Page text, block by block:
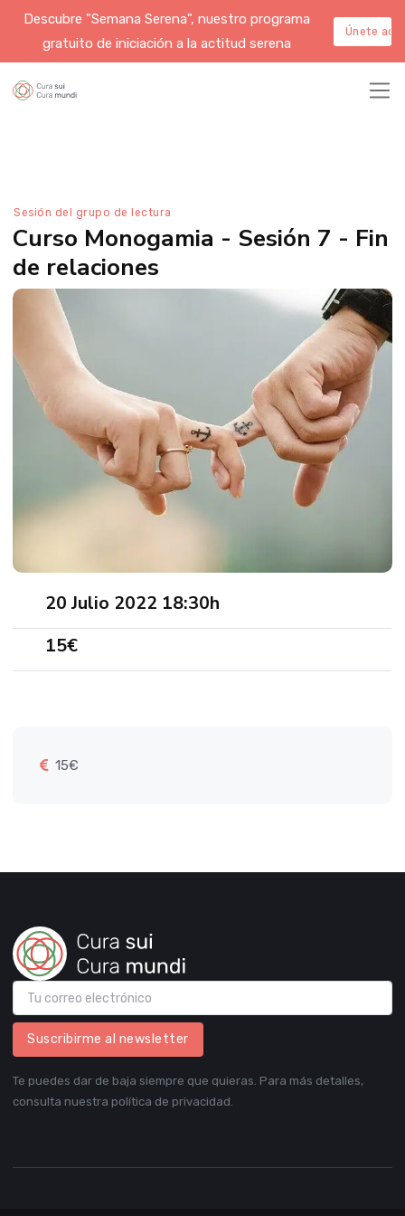
Descubre "Semana Serena", nuestro programa
gratuito de iniciación a la actitud serena
Únete aquí
Sesión del grupo de lectura
Curso Monogamia - Sesión 7 - Fin
de relaciones
20 Julio 2022 18:30h
15€
15€
Suscribirme al newsletter
Te puedes dar de baja siempre que quieras. Para más detalles,
consulta nuestra política de privacidad.